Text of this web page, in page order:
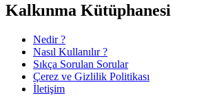
Kalkınma Kütüphanesi
Nedir ?
Nasıl Kullanılır ?
Sıkça Sorulan Sorular
Çerez ve Gizlilik Politikası
İletişim